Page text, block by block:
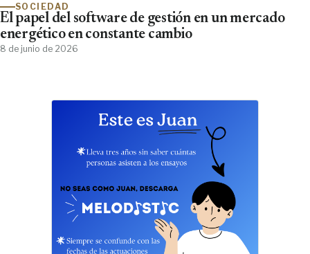
SOCIEDAD
El papel del software de gestión en un mercado
energético en constante cambio
8 de junio de 2026